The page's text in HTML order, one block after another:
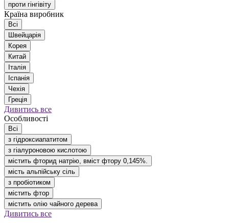
проти гінгівіту
Країна виробник
Всі
Швейцарія
Корея
Китай
Італія
Іспанія
Чехія
Греція
Дивитись все
Особливості
Всі
з гідроксиапатитом
з гіалуроновою кислотою
містить фторид натрію, вміст фтору 0,145%.
мість альпійську сіль
з пробіотиком
містить фтор
містить олію чайного дерева
Дивитись все